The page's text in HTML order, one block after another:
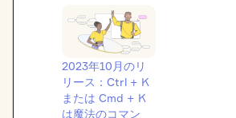
2023年10月のリ
リース：Ctrl + K
または Cmd + K
は魔法のコマン